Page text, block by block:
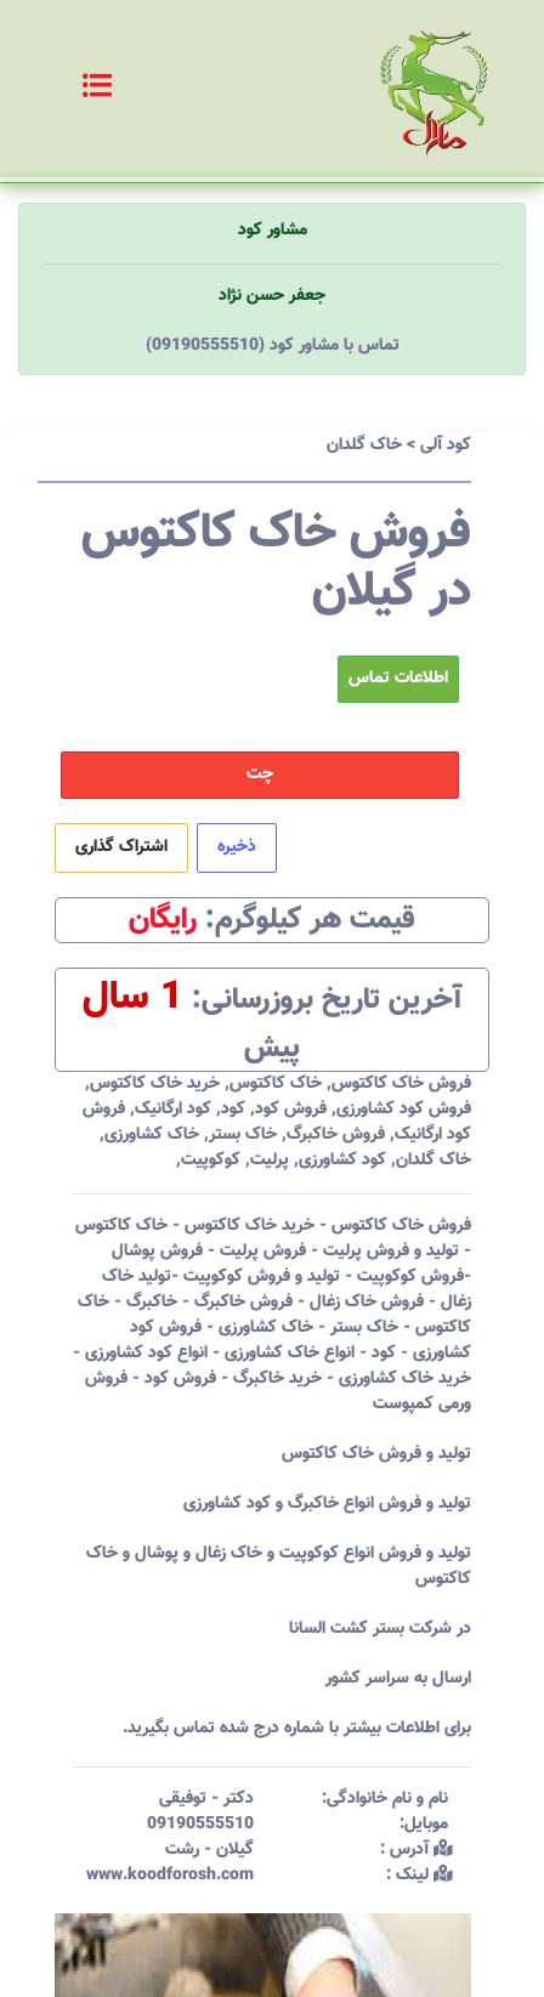
مشاور کود
جعفر حسن نژاد
(09190555510) تماس با مشاور کود
کود آلی>خاک گلدان
فروش خاک کاکتوس
در گیلان
اطلاعات تماس
چت
ذخیره اشتراک گذاری
قیمت هرکیلوگرم:‌ رایگان
آخرین تاریخ بروزرسانی:‌ 1 سال
پیش
فروش خاک کاکتوس,خاک کاکتوس,خرید خاک کاکتوس,
فروش کود کشاورزی,فروش کود,کود,کود ارگانیک,فروش
کود ارگانیک,فروش خاکبرگ,خاک بستر,خاک کشاورزی,
خاک گلدان,کود کشاورزی, پرلیت,کوکوپیت,
فروش خاک کاکتوس - خرید خاک کاکتوس - خاک کاکتوس
- تولید و فروش پرلیت - فروش پرلیت - فروش پوشال
-فروش کوکوپیت - تولید و فروش کوکوپیت -تولید خاک
زغال - فروش خاک زغال - فروش خاکبرگ - خاکبرگ - خاک
کاکتوس - خاک بستر - خاک کشاورزی - فروش کود
کشاورزی - کود - انواع خاک کشاورزی - انواع کود کشاورزی -
خرید خاک کشاورزی - خرید خاکبرگ - فروش کود - فروش
ورمی کمپوست
تولید و فروش خاک کاکتوس
تولید و فروش انواع خاکبرگ و کود کشاورزی
تولید و فروش انواع کوکوپیت و خاک زغال و پوشال و خاک
کاکتوس
در شرکت بستر کشت السانا
ارسال به سراسر کشور
برای اطلاعات بیشتر با شماره درج شده تماس بگیرید.
نام و نام خانوادگی:‌ دکتر - توفیقی
موبایل:‌
09190555510
آدرس :‌
گیلان - رشت
لینک :‌
www.koodforosh.com